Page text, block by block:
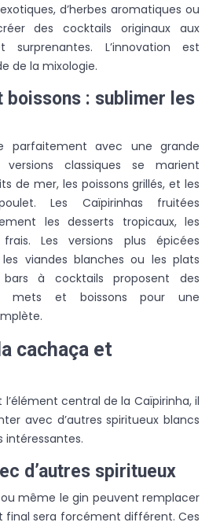
d’herbes aromatiques ou
des cocktails originaux aux
surprenantes. L’innovation est
de la mixologie.
: sublimer les
parfaitement avec une grande
classiques se marient
de mer, les poissons grillés, et les
Les Caïpirinhas fruitées
les desserts tropicaux, les
Les versions plus épicées
viandes blanches ou les plats
bars à cocktails proposent des
mets et boissons pour une
cachaça et
central de la Caïpirinha, il
avec d’autres spiritueux blancs
intéressantes.
d’autres spiritueux
même le gin peuvent remplacer
final sera forcément différent. Ces